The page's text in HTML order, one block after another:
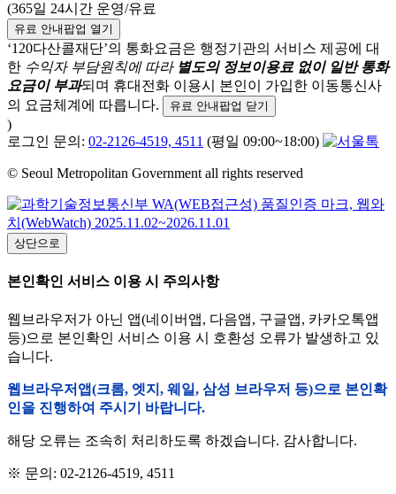
(365일 24시간 운영/유료
유료 안내팝업 열기
‘120다산콜재단’의 통화요금은 행정기관의 서비스 제공에 대
한 수익자 부담원칙에 따라 별도의 정보이용료 없이 일반 통화
요금이 부과되며 휴대전화 이용시 본인이 가입한 이동통신사
의 요금체계에 따릅니다.
유료 안내팝업 닫기
)
로그인 문의: 02-2126-4519, 4511 (평일 09:00~18:00)
© Seoul Metropolitan Government all rights reserved
상단으로
본인확인 서비스 이용 시 주의사항
웹브라우저가 아닌 앱(네이버앱, 다음앱, 구글앱, 카카오톡앱
등)으로 본인확인 서비스 이용 시 호환성 오류가 발생하고 있
습니다.
웹브라우저앱(크롬, 엣지, 웨일, 삼성 브라우저 등)으로 본인확
인을 진행하여 주시기 바랍니다.
해당 오류는 조속히 처리하도록 하겠습니다. 감사합니다.
※ 문의: 02-2126-4519, 4511